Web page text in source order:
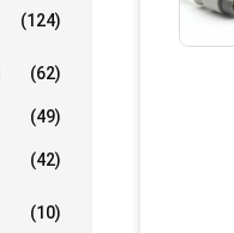
(124)
(62)
(49)
(42)
(10)